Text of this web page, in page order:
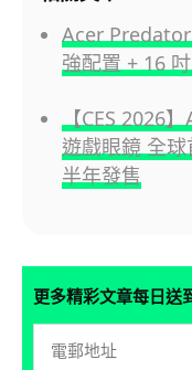
Acer
強配置 + 16
【CES 2026】
遊戲眼鏡 全
半年發售
更多精彩文章每日送